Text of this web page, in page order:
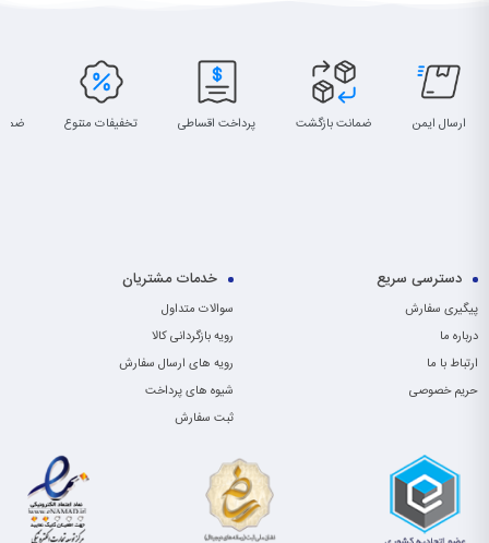
ارسال ایمن ضمانت بازگشت پرداخت اقساطی تخفیفات متنوع
دسترسی سریع
پیگیری سفارش
درباره ما
ارتباط با ما
حریم خصوصی
خدمات مشتریان
سوالات متداول
رویه بازگردانی کالا
رویه های ارسال سفارش
شیوه های پرداخت
ثبت سفارش